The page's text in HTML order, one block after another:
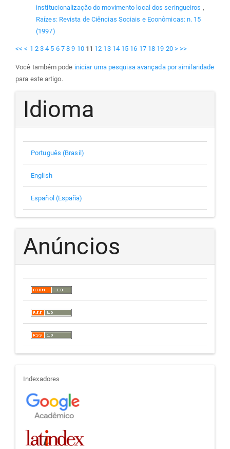
institucionalização do movimento local dos seringueiros ,
Raízes: Revista de Ciências Sociais e Econômicas: n. 15
(1997)
<< < 1 2 3 4 5 6 7 8 9 10 11 12 13 14 15 16 17 18 19 20 > >>
Você também pode iniciar uma pesquisa avançada por similaridade
para este artigo.
Idioma
Português (Brasil)
English
Español (España)
Anúncios
indexadores
Indexadores